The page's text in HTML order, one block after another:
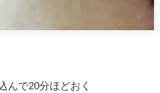
んで20分ほどおく